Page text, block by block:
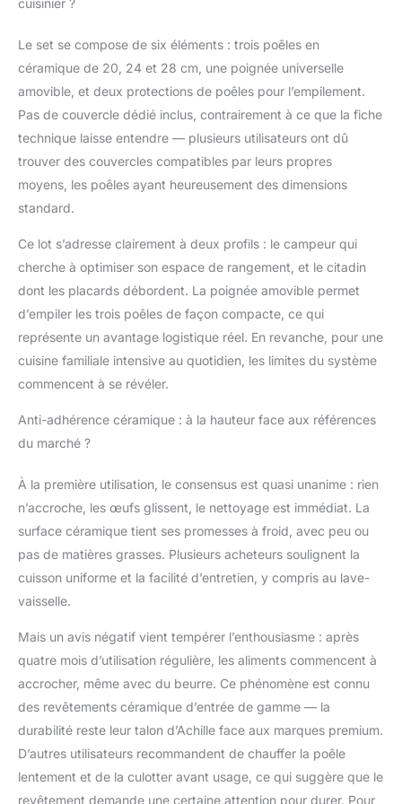
sûre et des mains qui
restent froides pendant
la cuisson. Les
casseroles en
minimisent l'espace de
rangement - idéal pour
les petites cuisines, les
Ensemble de poêles
avec poignée amovible
TRANSPORT
SÉCURITAIRE ET
FONCTION AU FOUR -
La poignée amovible en
silicone vous permet
sécurité depuis la
(sensible à la chaleur !
Max. 220°C) et de ne
placer la poêle à
induction que dans le
four Set de poêles et
de casseroles avec
sont dotées d'un
revêtement antiadhésif
particulièrement
durable à base de
céramique. Les poêles
en céramique
permettent de cuisiner
avec très peu d'huile,
ce qui est idéal pour
Le set se compose de six éléments : trois poêles en
céramique de 20, 24 et 28 cm, une poignée universelle
amovible, et deux protections de poêles pour l’empilement.
Pas de couvercle dédié inclus, contrairement à ce que la fiche
technique laisse entendre — plusieurs utilisateurs ont dû
trouver des couvercles compatibles par leurs propres
moyens, les poêles ayant heureusement des dimensions
standard.
Ce lot s’adresse clairement à deux profils : le campeur qui
cherche à optimiser son espace de rangement, et le citadin
dont les placards débordent. La poignée amovible permet
d’empiler les trois poêles de façon compacte, ce qui
représente un avantage logistique réel. En revanche, pour une
cuisine familiale intensive au quotidien, les limites du système
commencent à se révéler.
Anti-adhérence céramique : à la hauteur face aux références
du marché ?
À la première utilisation, le consensus est quasi unanime : rien
n’accroche, les œufs glissent, le nettoyage est immédiat. La
surface céramique tient ses promesses à froid, avec peu ou
pas de matières grasses. Plusieurs acheteurs soulignent la
cuisson uniforme et la facilité d’entretien, y compris au lave-
vaisselle.
Mais un avis négatif vient tempérer l’enthousiasme : après
quatre mois d’utilisation régulière, les aliments commencent à
accrocher, même avec du beurre. Ce phénomène est connu
des revêtements céramique d’entrée de gamme — la
durabilité reste leur talon d’Achille face aux marques premium.
D’autres utilisateurs recommandent de chauffer la poêle
lentement et de la culotter avant usage, ce qui suggère que le
revêtement demande une certaine attention pour durer. Pour